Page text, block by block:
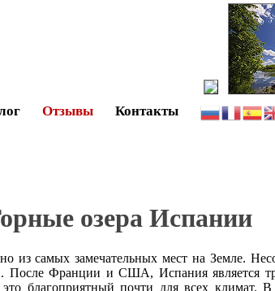
Отзывы Контакты
озера Испании
из самых замечательных мест на Земле.
После Франции и США, Испания является
благоприятный почти для всех климат.